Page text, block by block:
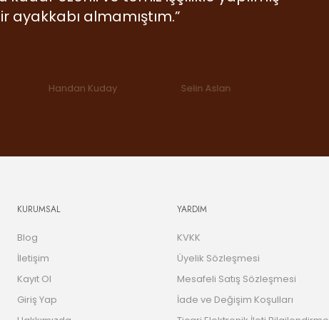
ayakkabı almamıştım.”
ikinci alışverişime koştum
Polat Shoes’ta kalite laf olsun diye
Handan Kuday Selin Aslan
KURUMSAL
Blog
İletişim
Kayıt Ol
Giriş Yap
YARDIM
KVKK
Üyelik Sözleşmesi
Mesafeli Satış Sözleşmesi
İade ve Değişim Koşulları